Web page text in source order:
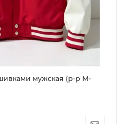
мужская (р-р M-